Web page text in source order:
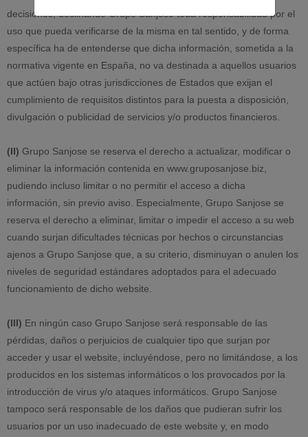
decisiones, declinando Grupo Sanjose toda responsabilidad por el
uso que pueda verificarse de la misma en tal sentido, y de forma
específica ha de entenderse que dicha información, sometida a la
normativa vigente en España, no va destinada a aquellos usuarios
que actúen bajo otras jurisdicciones de Estados que exijan el
cumplimiento de requisitos distintos para la puesta a disposición,
divulgación o publicidad de servicios y/o productos financieros.
(II) Grupo Sanjose se reserva el derecho a actualizar, modificar o
eliminar la información contenida en www.gruposanjose.biz,
pudiendo incluso limitar o no permitir el acceso a dicha
información, sin previo aviso. Especialmente, Grupo Sanjose se
reserva el derecho a eliminar, limitar o impedir el acceso a su web
cuando surjan dificultades técnicas por hechos o circunstancias
ajenos a Grupo Sanjose que, a su criterio, disminuyan o anulen los
niveles de seguridad estándares adoptados para el adecuado
funcionamiento de dicho website.
(III) En ningún caso Grupo Sanjose será responsable de las
pérdidas, daños o perjuicios de cualquier tipo que surjan por
acceder y usar el website, incluyéndose, pero no limitándose, a los
producidos en los sistemas informáticos o los provocados por la
introducción de virus y/o ataques informáticos. Grupo Sanjose
tampoco será responsable de los daños que pudieran sufrir los
usuarios por un uso inadecuado de este website y, en modo